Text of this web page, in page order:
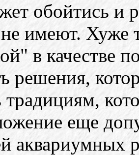
обойтись и
имеют. Хуже
в качестве
решения,
традициям,
еще
аквариумных